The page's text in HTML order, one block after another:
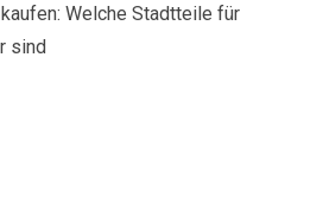
Welche Stadtteile für
sind